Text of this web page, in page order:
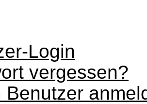
Login
vergessen?
Benutzer